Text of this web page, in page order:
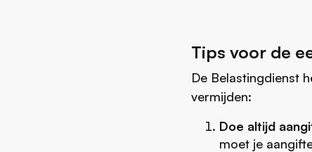
Tips voor de
De Belastingdienst
vermijden:
Doe altijd
moet je